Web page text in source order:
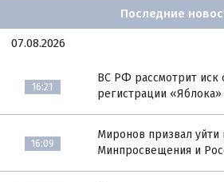
Последние
07.08.2026
16:21
ВС РФ рассмотрит иск
регистрации
16:09
Миронов призвал уйти
Минпросвещения и